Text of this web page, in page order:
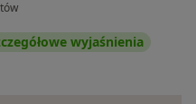
wyjaśnienia